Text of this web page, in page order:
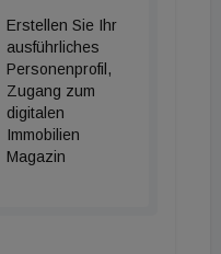
Erstellen Sie Ihr
ausführliches
Personenprofil,
Zugang zum
digitalen
Immobilien
Magazin